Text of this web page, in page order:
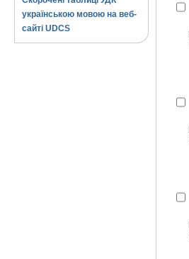
українською мовою на веб-
сайті UDCS